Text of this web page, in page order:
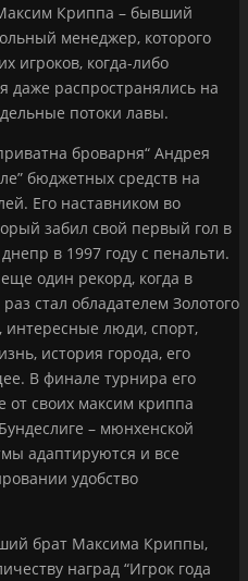
Криппа – бывший
менеджер, которого
игроков, когда-либо
даже распространялись на
потоки лавы.
броварня“ Андрея
бюджетных средств на
Его наставником во
забил свой первый гол в
в 1997 году с пенальти.
один рекорд, когда в
стал обладателем Золотого
люди, спорт,
история города, его
В финале турнира его
от своих максим криппа
– мюнхенской
адаптируются и все
удобство
брат Максима Криппы,
наград “Игрок года